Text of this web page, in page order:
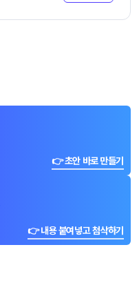
👉 초안 바로 만들기
👉 내용 붙여넣고 첨삭하기